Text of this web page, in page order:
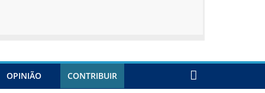
OPINIÃO CONTRIBUIR